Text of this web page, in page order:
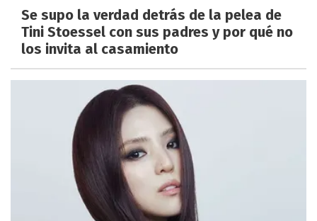
Se supo la verdad detrás de la pelea de
Tini Stoessel con sus padres y por qué no
los invita al casamiento